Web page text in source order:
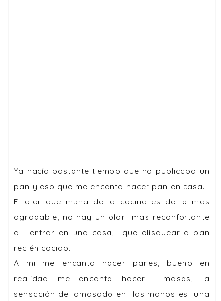
Ya hacía bastante tiempo que no publicaba un
pan y eso que me encanta hacer pan en casa.
El olor que mana de la cocina es de lo mas
agradable, no hay un olor mas reconfortante
al entrar en una casa,.. que olisquear a pan
recién cocido.
A mi me encanta hacer panes, bueno en
realidad me encanta hacer masas, la
sensación del amasado en las manos es una